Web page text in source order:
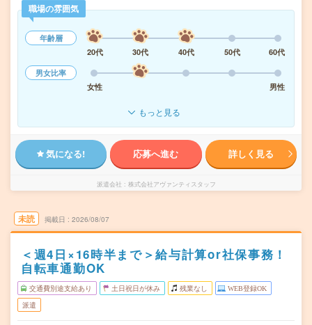
職場の雰囲気
年齢層
20代
30代 40代 50代
60代
男女比率
女性
男性
もっと見る
気になる! 応募へ進む 詳しく見る
派遣会社 株式会社アヴァンティスタッフ
未読 掲載日 2026/08/07
＜週4日×16時半まで＞給与計算or社保事務！
自転車通勤OK
交通費別途支給あり 土日祝日が休み 残業なし WEB登録OK
派遣